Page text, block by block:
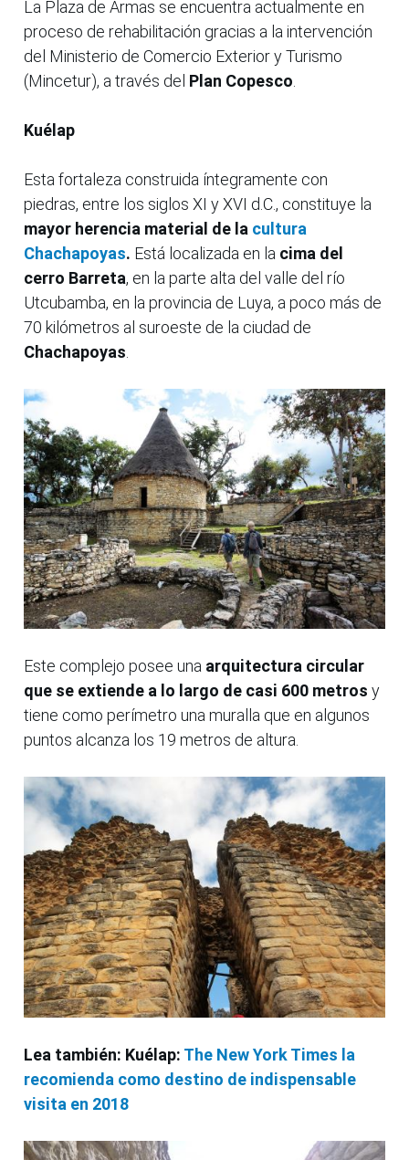
La Plaza de Armas se encuentra actualmente en
proceso de rehabilitación gracias a la intervención
del Ministerio de Comercio Exterior y Turismo
(Mincetur), a través del Plan Copesco
Kuélap
Esta fortaleza construida íntegramente con
piedras, entre los siglos XI y XVI d.C., constituye la
mayor herencia material de la cultura
Chachapoyas. Está localizada en la cima del
cerro Barreta, en la parte alta del valle del río
Utcubamba, en la provincia de Luya, a poco más de
70 kilómetros al suroeste de la ciudad de
Chachapoyas
Este complejo posee una arquitectura circular
que se extiende a lo largo de casi 600 metros y
tiene como perímetro una muralla que en algunos
puntos alcanza los 19 metros de altura.
Lea también: Kuélap: The New York Times la
recomienda como destino de indispensable
visita en 2018